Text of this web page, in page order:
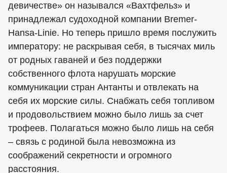
девичестве» он назывался «Вахтфельз» и
принадлежал судоходной компании Bremer-
Hansa-Linie. Но теперь пришло время послужить
императору: не раскрывая себя, в тысячах миль
от родных гаваней и без поддержки
собственного флота нарушать морские
коммуникации стран Антанты и отвлекать на
себя их морские силы. Снабжать себя топливом
и продовольствием можно было лишь за счет
трофеев. Полагаться можно было лишь на себя
– связь с родиной была невозможна из
соображений секретности и огромного
расстояния.